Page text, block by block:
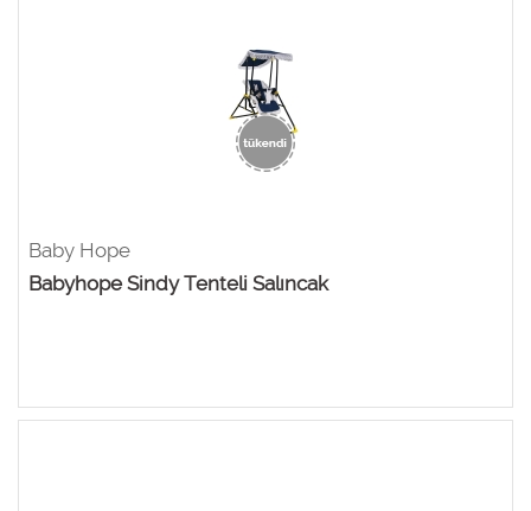
Baby Hope
Babyhope Sindy Tenteli Salıncak